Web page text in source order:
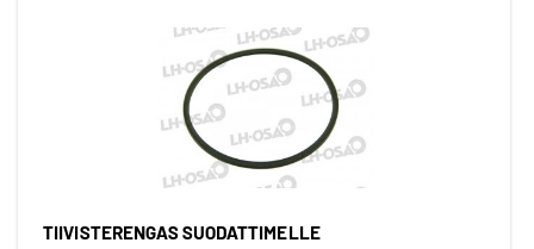
TIIVISTERENGAS SUODATTIMELLE